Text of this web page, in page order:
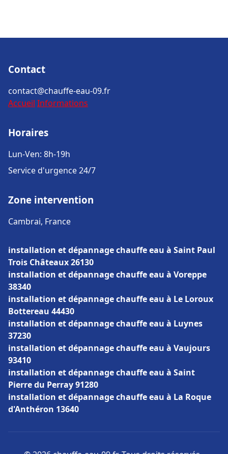
Contact
contact@chauffe-eau-09.fr
Accueil Informations
Horaires
Lun-Ven: 8h-19h
Service d'urgence 24/7
Zone intervention
Cambrai, France
installation et dépannage chauffe eau à Saint Paul
Trois Châteaux 26130
installation et dépannage chauffe eau à Voreppe
38340
installation et dépannage chauffe eau à Le Loroux
Bottereau 44430
installation et dépannage chauffe eau à Luynes
37230
installation et dépannage chauffe eau à Vaujours
93410
installation et dépannage chauffe eau à Saint
Pierre du Perray 91280
installation et dépannage chauffe eau à La Roque
d'Anthéron 13640